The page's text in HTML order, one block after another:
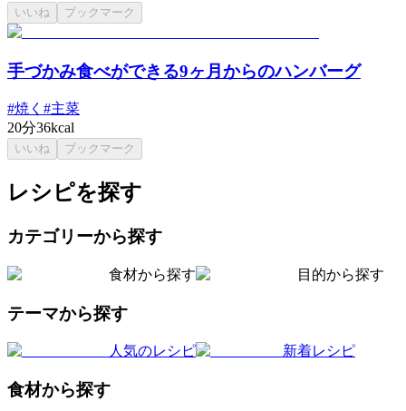
いいね ブックマーク
手づかみ食べができる9ヶ月からのハンバーグ
#焼く #主菜
20分36kcal
いいね ブックマーク
レシピを探す
カテゴリーから探す
食材から探す 目的から探す
テーマから探す
人気のレシピ 新着レシピ
食材から探す